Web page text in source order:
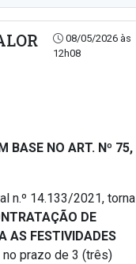
08/05/2026 às
12h08
BASE NO ART. Nº 75,
n.º 14.133/2021, torna
DE
AS FESTIVIDADES
prazo de 3 (três)